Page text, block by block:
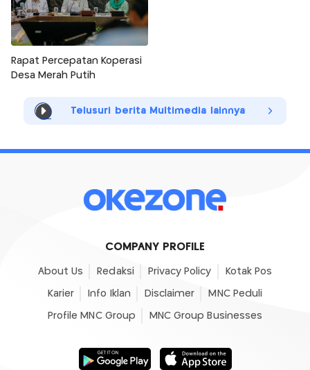
Rapat Percepatan Koperasi
Desa Merah Putih
Telusuri berita Multimedia lainnya
COMPANY PROFILE
About Us Redaksi Privacy Policy Kotak Pos
Karier Info Iklan Disclaimer MNC Peduli
Profile MNC Group MNC Group Businesses